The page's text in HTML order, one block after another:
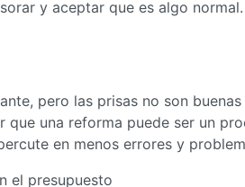
y aceptar que es algo
pero las prisas no son buenas
que una reforma puede ser un
en menos errores y
el presupuesto